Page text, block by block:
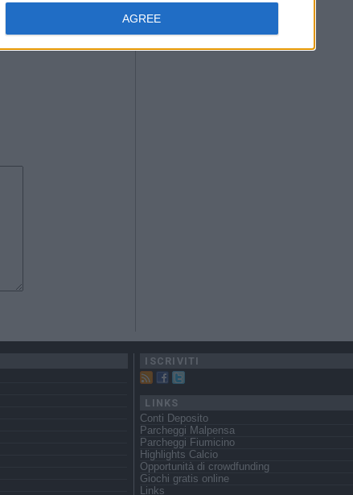
AGREE
ISCRIVITI
LINKS
Conti Deposito
Parcheggi Malpensa
Parcheggi Fiumicino
Highlights Calcio
Opportunità di crowdfunding
Giochi gratis online
Links